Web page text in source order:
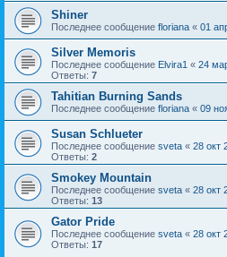
Shiner
Последнее сообщение floriana « 01
Silver Memoris
Последнее сообщение Elvira1 « 24
Ответы: 7
Tahitian Burning Sands
Последнее сообщение floriana « 09
Susan Schlueter
Последнее сообщение sveta « 28 окт
Ответы: 2
Smokey Mountain
Последнее сообщение sveta « 28 окт
Ответы: 13
Gator Pride
Последнее сообщение sveta « 28 окт
Ответы: 17